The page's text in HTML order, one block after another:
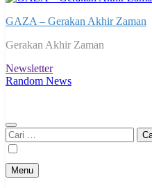
GAZA – Gerakan Akhir Zaman
Gerakan Akhir Zaman
Newsletter
Random News
Cari
untuk:
Menu